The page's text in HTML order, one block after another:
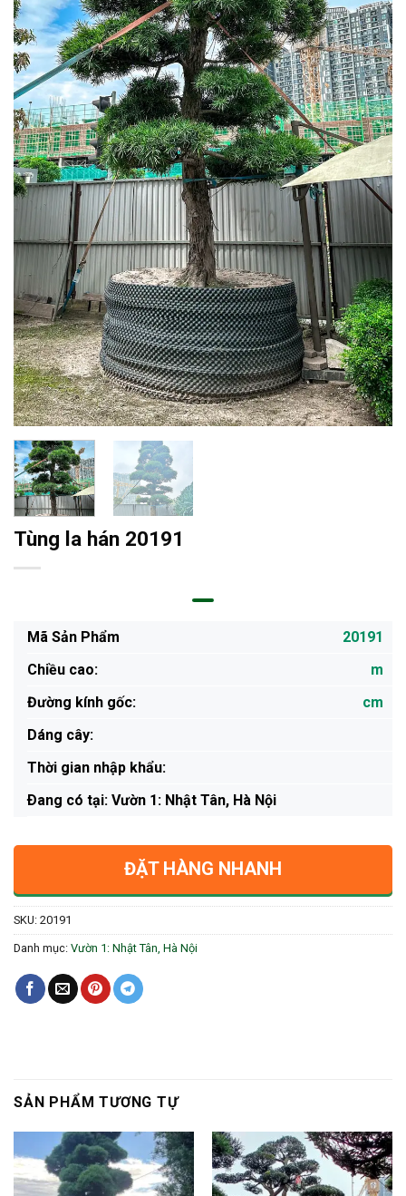
Tùng la hán 20191
Mã Sản Phẩm
20191
Chiều cao:
m
Đường kính gốc:
cm
Dáng cây:
Thời gian nhập khẩu:
Ðang có tại: Vườn 1: Nhật Tân, Hà Nội
ĐẶT HÀNG NHANH
SKU: 20191
Danh mục: Vườn 1: Nhật Tân, Hà Nội
SẢN PHẨM TƯƠNG TỰ